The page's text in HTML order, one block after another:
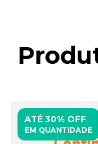
ATÉ 30% OFF
EM QUANTIDADE